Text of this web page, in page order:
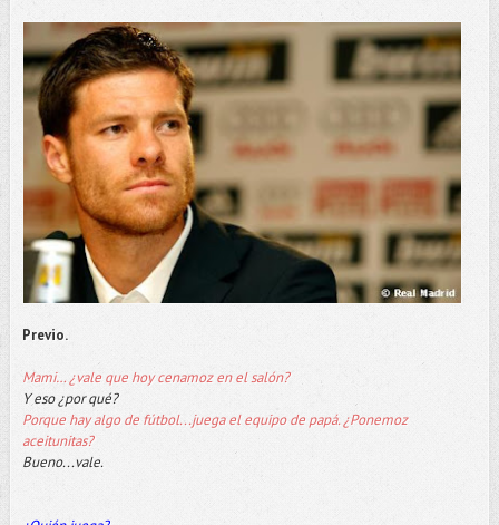
Previo.
Mami… ¿vale que hoy cenamoz en el salón?
Y eso ¿por qué?
Porque hay algo de fútbol...juega el equipo de papá. ¿Ponemoz
aceitunitas?
Bueno...vale.